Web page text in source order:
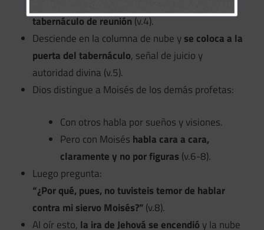
tabernáculo de reunión(v.4).
Desciende en la columna de nube yse coloca a la
puerta del tabernáculo, señal de juicio y
autoridad divina (v.5).
Dios distingue a Moisés de los demás profetas:
Con otros habla por sueños y visiones.
Pero con Moisés habla cara a cara,
claramente y no por figuras (v.6-8).
Luego pregunta:
“¿Por qué, pues, no tuvisteis temor de hablar
contra mi siervo Moisés?”(v.8).
Al oír esto, la ira de Jehová se encendió y la nube